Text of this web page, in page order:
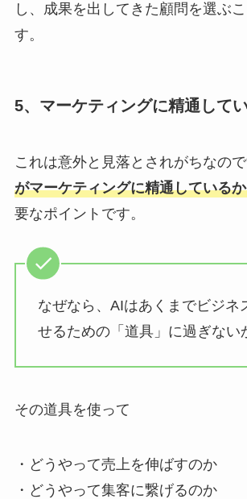
し、成果を出してきた顧問を選ぶ
す。
5、マーケティングに精通して
これは意外と見落とされがちなので
がマーケティングに精通しているか
要なポイントです。
なぜなら、AIはあくまでビジネ
せるための「道具」に過ぎない
その道具を使って
・どうやって売上を伸ばすのか
・どうやって集客に繋げるのか